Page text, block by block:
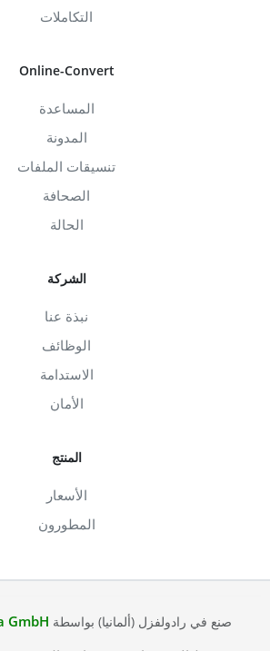
التكاملات
Online-Convert
المساعدة
المدونة
تنسيقات الملفات
الصحافة
الحالة
الشركة
نبذة عنا
الوظائف
الاستدامة
الأمان
المنتج
الأسعار
المطورون
صنع في رادولفزل (ألمانيا) بواسطة GmbH